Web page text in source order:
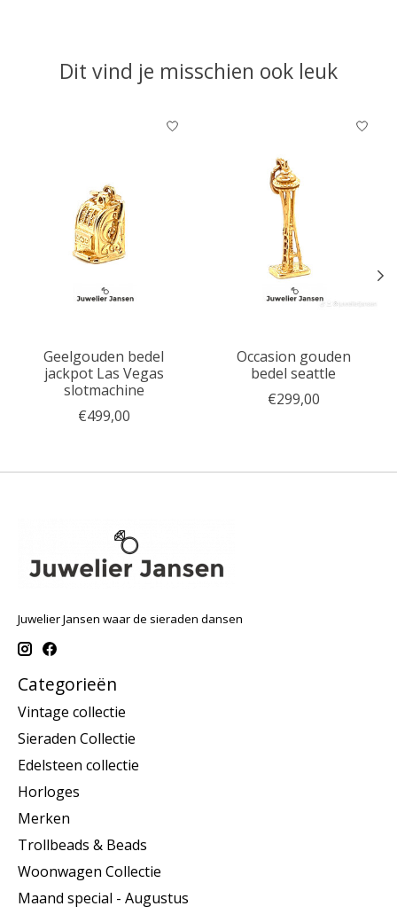
Dit vind je misschien ook leuk
Items van productcarrousel
Geelgouden bedel
jackpot Las Vegas
slotmachine
€499,00
Occasion gouden
bedel seattle
€299,00
Juwelier Jansen waar de sieraden dansen
Categorieën
Vintage collectie
Sieraden Collectie
Edelsteen collectie
Horloges
Merken
Trollbeads & Beads
Woonwagen Collectie
Maand special - Augustus